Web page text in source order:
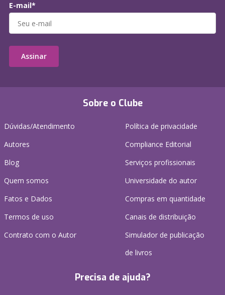
Sobre o Clube
Dúvidas/Atendimento
Autores
Blog
Quem somos
Fatos e Dados
Termos de uso
Contrato com o Autor
Política de privacidade
Compliance Editorial
Serviços profissionais
Universidade do autor
Compras em quantidade
Canais de distribuição
Simulador de publicação
de livros
Precisa de ajuda?
E-mail*
Assinar